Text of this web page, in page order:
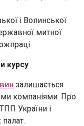
і Волинської
митної
курсу
залишається
компаніями. Про
України і